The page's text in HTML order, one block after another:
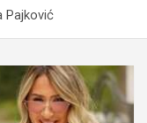
Pajković